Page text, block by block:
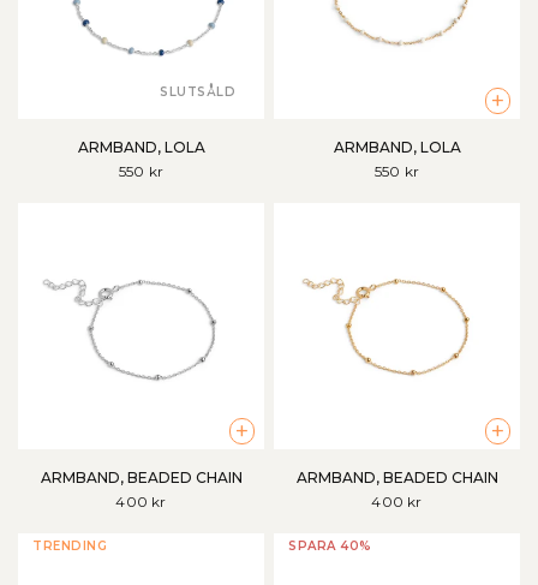
SLUTSÅLD
ARMBAND, LOLA
550 kr
+
ARMBAND, LOLA
550 kr
+
ARMBAND, BEADED CHAIN
400 kr
+
ARMBAND, BEADED CHAIN
400 kr
TRENDING SPARA 40%